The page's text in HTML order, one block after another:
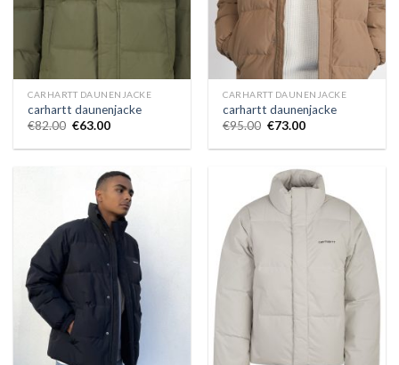
CARHARTT DAUNENJACKE
carhartt daunenjacke
€82.00 €63.00
CARHARTT DAUNENJACKE
carhartt daunenjacke
€95.00 €73.00